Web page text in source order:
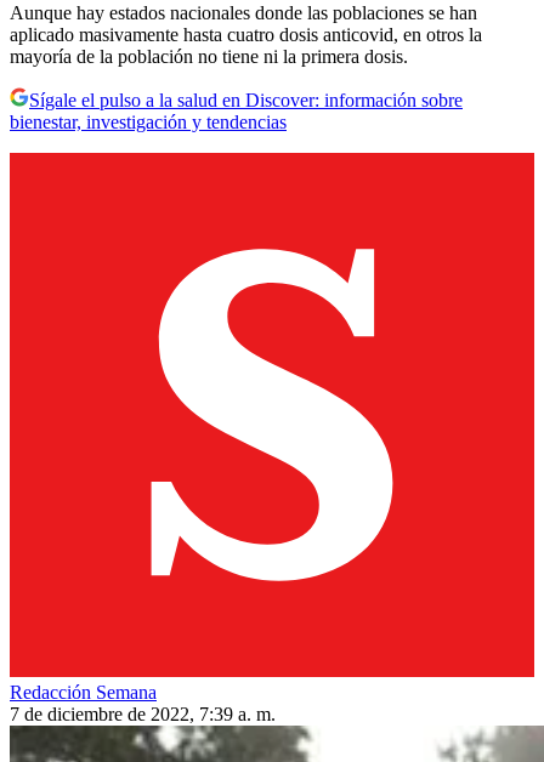
Aunque hay estados nacionales donde las poblaciones se han
aplicado masivamente hasta cuatro dosis anticovid, en otros la
mayoría de la población no tiene ni la primera dosis.
Sígale el pulso a la salud en Discover: información sobre
bienestar, investigación y tendencias
Redacción Semana
7 de diciembre de 2022, 7:39 a. m.